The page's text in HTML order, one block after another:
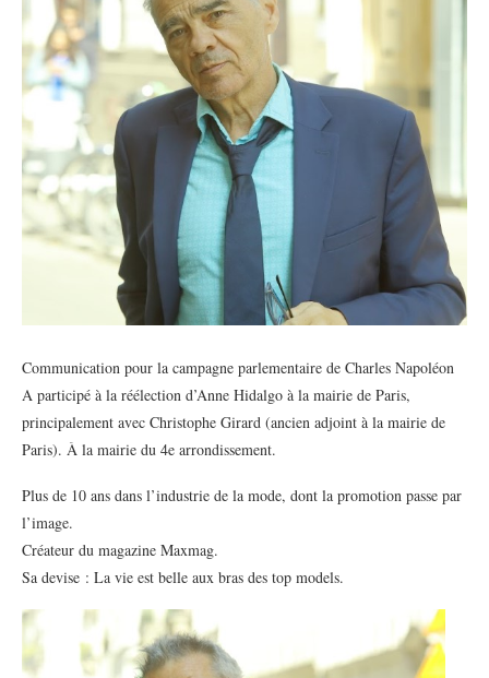
Communication pour la campagne parlementaire de Charles Napoléon
A participé à la réélection d’Anne Hidalgo à la mairie de Paris,
principalement avec Christophe Girard (ancien adjoint à la mairie de
Paris). À la mairie du 4e arrondissement.
Plus de 10 ans dans l’industrie de la mode, dont la promotion passe par
l’image.
Créateur du magazine Maxmag.
Sa devise : La vie est belle aux bras des top models.